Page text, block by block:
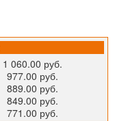
1 060.00 руб.
977.00 руб.
889.00 руб.
849.00 руб.
771.00 руб.